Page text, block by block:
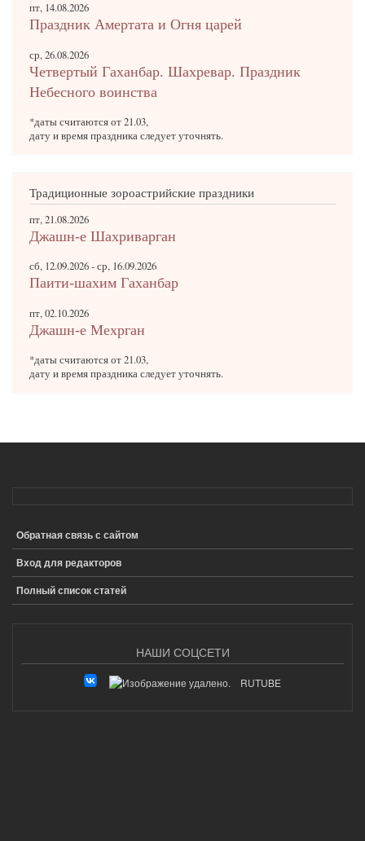
пт, 14.08.2026
Праздник Амертата и Огня царей
ср, 26.08.2026
Четвертый Гаханбар. Шахревар. Праздник
Небесного воинства
*даты считаются от 21.03,
дату и время праздника следует уточнять.
Традиционные зороастрийские праздники
пт, 21.08.2026
Джашн-е Шахриварган
сб, 12.09.2026-ср, 16.09.2026
Паити-шахим Гаханбар
пт, 02.10.2026
Джашн-е Мехрган
*даты считаются от 21.03,
дату и время праздника следует уточнять.
ПОДВАЛ
Обратная связь с сайтом
Вход для редакторов
Полный список статей
НАШИ СОЦСЕТИ
RUTUBE